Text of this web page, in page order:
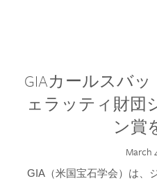
GIAカールスバ
ェラッティ財団
ン賞
March
GIA（米国宝石学会）は、